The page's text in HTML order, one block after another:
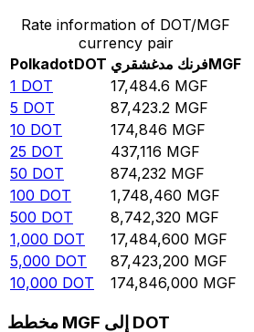
Rate information of DOT/MGF
currency pair
PolkadotDOT فرنك مدغشقريMGF
1 DOT 17,484.6 MGF
5 DOT 87,423.2 MGF
10 DOT 174,846 MGF
25 DOT 437,116 MGF
50 DOT 874,232 MGF
100 DOT 1,748,460 MGF
500 DOT 8,742,320 MGF
1,000 DOT 17,484,600 MGF
5,000 DOT 87,423,200 MGF
10,000 DOT 174,846,000 MGF
مخطط MGF إلى DOT